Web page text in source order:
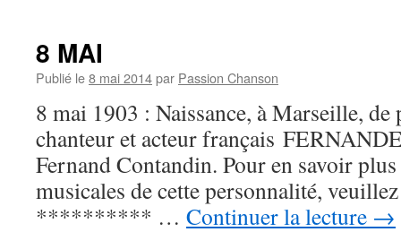
8 MAI
Publié le8 mai 2014par Passion Chanson
8 mai 1903 : Naissance, à Marseille, de
chanteur et acteur français
Fernand Contandin. Pour en savoir
musicales de cette personnalité,
********** … Continuer la lecture →